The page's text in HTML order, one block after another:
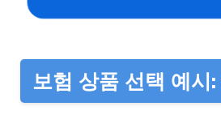
보험 상품 선택 예시